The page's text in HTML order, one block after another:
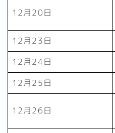
12月20日
12月23日
12月24日
12月25日
12月26日